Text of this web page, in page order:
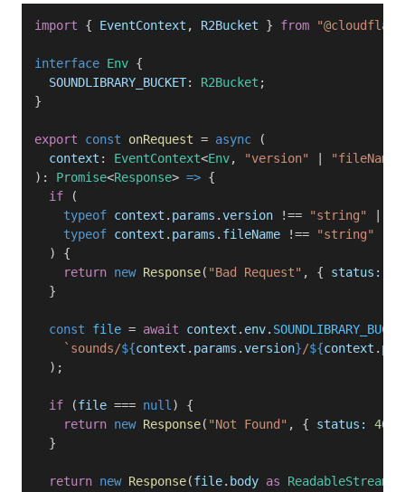
import { EventContext , R2Bucket } from
interface Env {
  SOUNDLIBRARY_BUCKET
: R2Bucket ;
}
export const onRequest = async (
  context
: EventContext<Env, "version" "fileName"
): Promise<Response> => {
  if
(
    typeof
context . params .version !== "string"
    typeof
context . params . fileName !==
"string"
  ) {
    return
new Response( "Bad Request" , { status:
  }
  const
file = await context . env.
    `sounds/
${context . params .version}/${context .
  );
  if
(file === null) {
    return
new Response( "Not Found" , { status: 404
  }
  return
new Response(file. body as ReadableStream